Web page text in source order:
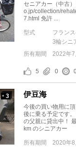
セニアカー（中古
o.jp/collection/
7.html 免許 ...
型式
フラン
3輪シニ
所有期間
2022年7
5 0
+ 3 伊豆海
今後の買い物用に
後に乗る予定です
の父親に貸出中！
km のシニアカー
所有期間 2020年8